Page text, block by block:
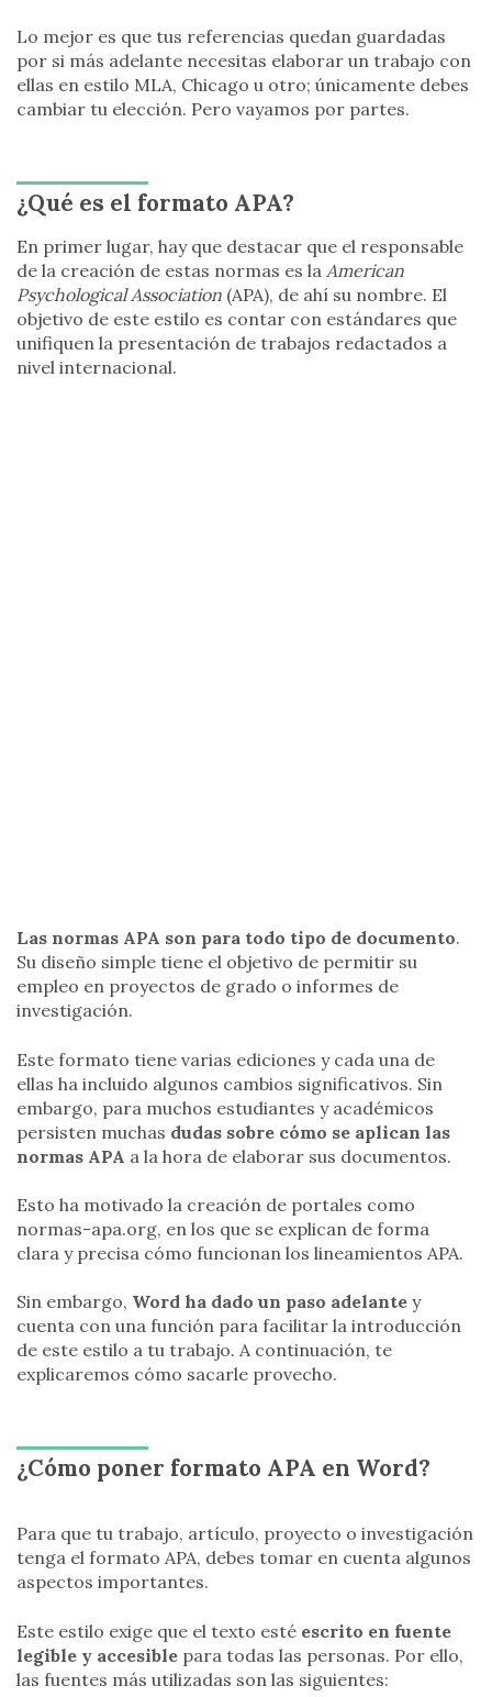
Lo mejor es que tus referencias quedan guardadas
por si más adelante necesitas elaborar un trabajo con
ellas en estilo MLA, Chicago u otro; únicamente debes
cambiar tu elección. Pero vayamos por partes.
¿Qué es el formato APA?
En primer lugar, hay que destacar que el responsable
de la creación de estas normas es la American
Psychological Association (APA), de ahí su nombre. El
objetivo de este estilo es contar con estándares que
unifiquen la presentación de trabajos redactados a
nivel internacional.
Las normas APA son para todo tipo de documento.
Su diseño simple tiene el objetivo de permitir su
empleo en proyectos de grado o informes de
investigación.
Este formato tiene varias ediciones y cada una de
ellas ha incluido algunos cambios significativos. Sin
embargo, para muchos estudiantes y académicos
persisten muchas dudas sobre cómo se aplican las
normas APA a la hora de elaborar sus documentos.
Esto ha motivado la creación de portales como
normas-apa.org, en los que se explican de forma
clara y precisa cómo funcionan los lineamientos APA.
Sin embargo, Word ha dado un paso adelante y
cuenta con una función para facilitar la introducción
de este estilo a tu trabajo. A continuación, te
explicaremos cómo sacarle provecho.
¿Cómo poner formato APA en Word?
Para que tu trabajo, artículo, proyecto o investigación
tenga el formato APA, debes tomar en cuenta algunos
aspectos importantes.
Este estilo exige que el texto esté escrito en fuente
legible y accesible para todas las personas. Por ello,
las fuentes más utilizadas son las siguientes: